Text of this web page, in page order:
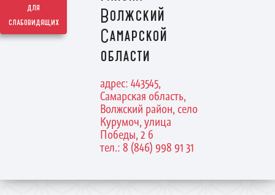
для
слабовидящих
Волжский
Самарской
области
адрес: 443545,
Самарская область,
Волжский район, село
Курумоч, улица
Победы, 2 б
тел.: 8 (846) 998 91 31